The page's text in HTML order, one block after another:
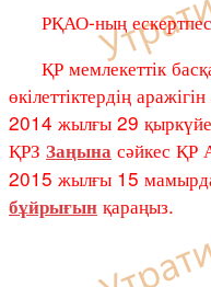
РҚАО-ның
ҚР мемлекеттік
өкілеттіктердің
2014 жылғы 29
ҚРЗ Заңына сәйкес ҚР
2015 жылғы 15
бұйрығын қараңыз.